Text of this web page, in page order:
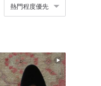
熱門程度優先